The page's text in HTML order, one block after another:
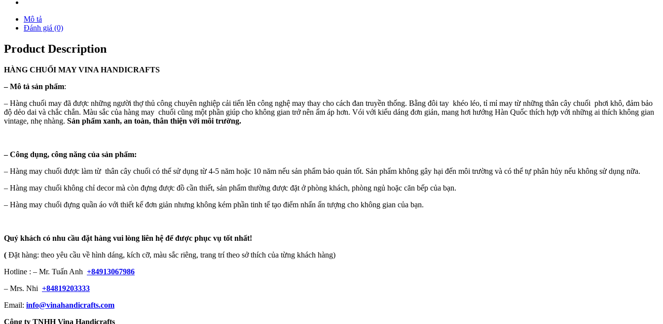
Mô tả
Đánh giá (0)
Product Description
HÀNG CHUỐI MAYVINA HANDICRAFTS
–Mô tả sản phẩm:
– Hàng chuối may đã được những người thợ thủ công chuyên nghiệp cải tiến lên công nghệ may thay cho cách đan truyền thống. Bằng đôi tay khéo léo, tỉ mỉ may từ những thân cây chuối phơi khô, đảm bảo
độ dẻo dai và chắc chắn. Màu sắc của hàng may chuối cũng một phần giúp cho không gian trở nên ấm áp hơn. Vói với kiểu dáng đơn giản, mang hơi hướng Hàn Quốc thích hợp với những ai thích không gian
vintage, nhẹ nhàng. Sản phẩm xanh, an toàn, thân thiện với môi trường.
–Công dụng, công năng của sản phẩm:
– Hàng may chuối được làm từ thân cây chuối có thể sử dụng từ 4-5 năm hoặc 10 năm nếu sản phẩm bảo quản tốt. Sản phẩm không gây hại đến môi trường và có thể tự phân hủy nếu không sử dụng nữa.
– Hàng may chuối không chỉ decor mà còn đựng được đồ cần thiết, sản phẩm thường được đặt ở phòng khách, phòng ngủ hoặc căn bếp của bạn.
– Hàng may chuối đựng quần áo với thiết kế đơn giản nhưng không kém phần tinh tế tạo điểm nhấn ấn tượng cho không gian của bạn.
Quý khách có nhu cầu đặt hàng vui lòng liên hệ để được phục vụ tốt nhất!
( Đặt hàng: theo yêu cầu về hình dáng, kích cỡ, màu sắc riêng, trang trí theo sở thích của từng khách hàng)
Hotline : – Mr. Tuấn Anh +84913067986
– Mrs. Nhi +84819203333
Email: info@vinahandicrafts.com
Công ty TNHH Vina Handicrafts